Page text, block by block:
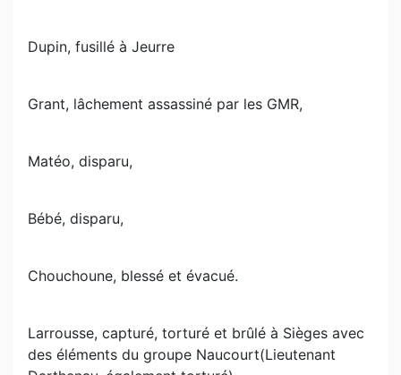
Dupin, fusillé à Jeurre
Grant, lâchement assassiné par les GMR,
Matéo, disparu,
Bébé, disparu,
Chouchoune, blessé et évacué.
Larrousse, capturé, torturé et brûlé à Sièges avec
des éléments du groupe Naucourt(Lieutenant